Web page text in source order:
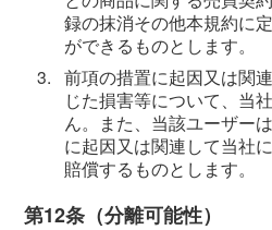
録の抹消その他本規約に
ができるものとします。
3. 前項の措置に起因又は関
じた損害等について、当
ん。また、当該ユーザー
に起因又は関連して当社
賠償するものとします。
第12条（分離可能性）